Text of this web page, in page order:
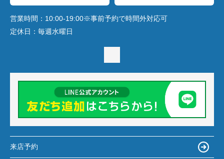
営業時間： 10:00-19:00※事前予約で時間外対応可
定休日： 毎週水曜日
来店予約